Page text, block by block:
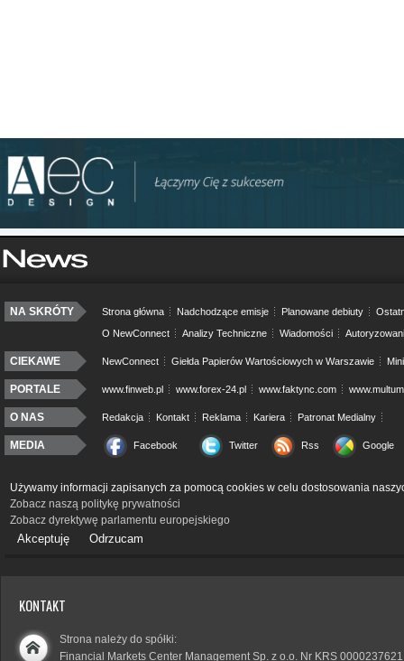
NA SKRÓTY Strona główna Nadchodzące emisje Planowane debiuty
O NewConnect
Analizy Techniczne Wiadomości
CIEKAWE NewConnect Giełda Papierów Wartościowych w Warszawie
PORTALE www.finweb.pl www.forex-24.pl www.faktync.com
O NAS Redakcja Kontakt Reklama Kariera Patronat Medialny
MEDIA Facebook Twitter Rss Google
Używamy informacji zapisanych za pomocą cookies w celu dostosowania
Zobacz naszą politykę prywatności
Zobacz dyrektywę parlamentu europejskiego
Akceptuję Odrzucam
KONTAKT
Strona należy do spółki:
Financial Markets Center Management Sp. z o.o. Nr KRS 0000237621